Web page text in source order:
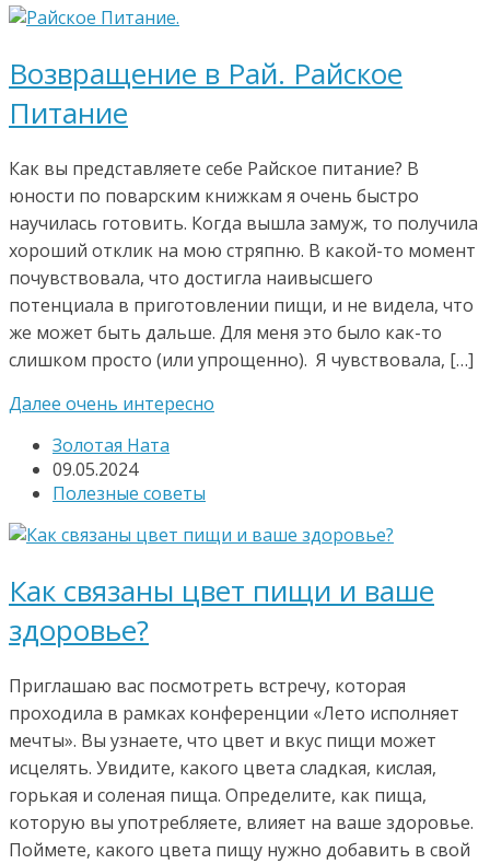
Возвращение в Рай. Райское
Питание
Как вы представляете себе Райское питание? В
юности по поварским книжкам я очень быстро
научилась готовить. Когда вышла замуж, то получила
хороший отклик на мою стряпню. В какой-то момент
почувствовала, что достигла наивысшего
потенциала в приготовлении пищи, и не видела, что
же может быть дальше. Для меня это было как-то
слишком просто (или упрощенно). Я чувствовала, […]
Далее очень интересно
Золотая Ната
09.05.2024
Полезные советы
Как связаны цвет пищи и ваше
здоровье?
Приглашаю вас посмотреть встречу, которая
проходила в рамках конференции «Лето исполняет
мечты». Вы узнаете, что цвет и вкус пищи может
исцелять. Увидите, какого цвета сладкая, кислая,
горькая и соленая пища. Определите, как пища,
которую вы употребляете, влияет на ваше здоровье.
Поймете, какого цвета пищу нужно добавить в свой